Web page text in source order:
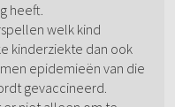
heeft.
welk kind
kinderziekte dan ook
epidemieën van die
gevaccineerd.